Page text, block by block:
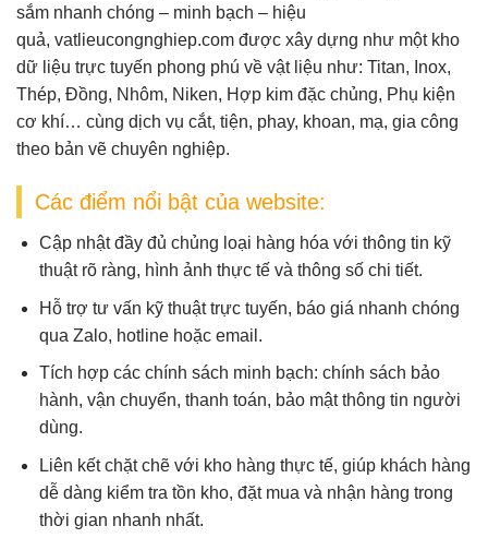
sắm nhanh chóng – minh bạch – hiệu
quả, vatlieucongnghiep.com được xây dựng như một kho
dữ liệu trực tuyến phong phú về vật liệu như: Titan, Inox,
Thép, Đồng, Nhôm, Niken, Hợp kim đặc chủng, Phụ kiện
cơ khí… cùng dịch vụ cắt, tiện, phay, khoan, mạ, gia công
theo bản vẽ chuyên nghiệp.
Các điểm nổi bật của website:
Cập nhật đầy đủ chủng loại hàng hóa với thông tin kỹ
thuật rõ ràng, hình ảnh thực tế và thông số chi tiết.
Hỗ trợ tư vấn kỹ thuật trực tuyến, báo giá nhanh chóng
qua Zalo, hotline hoặc email.
Tích hợp các chính sách minh bạch: chính sách bảo
hành, vận chuyển, thanh toán, bảo mật thông tin người
dùng.
Liên kết chặt chẽ với kho hàng thực tế, giúp khách hàng
dễ dàng kiểm tra tồn kho, đặt mua và nhận hàng trong
thời gian nhanh nhất.